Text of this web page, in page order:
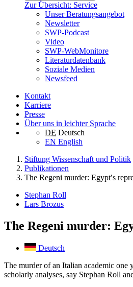
Zur Übersicht: Service
Unser Beratungsangebot
Newsletter
SWP-Podcast
Video
SWP-WebMonitore
Literaturdatenbank
Soziale Medien
Newsfeed
Kontakt
Karriere
Presse
Über uns in leichter Sprache
DE Deutsch
EN English
Stiftung Wissenschaft und Politik
Publikationen
The Regeni murder: Egypt′s
Stephan Roll
Lars Brozus
The Regeni murder:
Deutsch
The murder of an Italian academic one
scholarly analyses, say Stephan Roll